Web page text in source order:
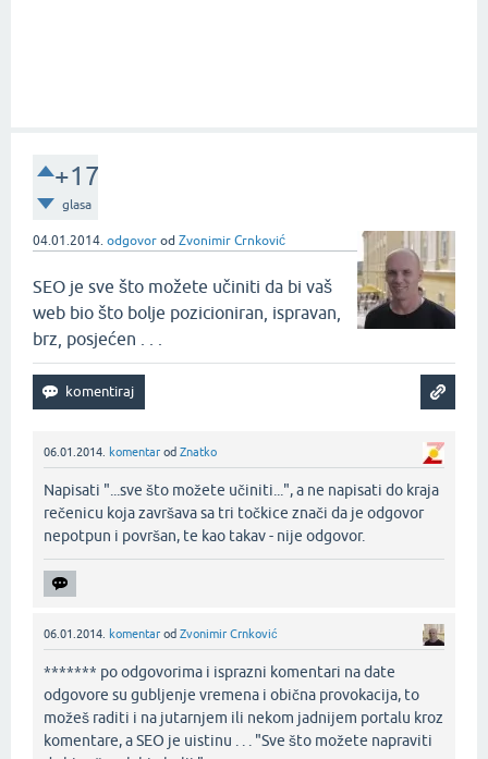
+17
glasa
04.01.2014. odgovor od Zvonimir Crnković
SEO je sve što možete učiniti da bi vaš
web bio što bolje pozicioniran, ispravan,
brz, posjećen . . .
06.01.2014. komentar od Znatko
Napisati "...sve što možete učiniti...", a ne napisati do kraja
rečenicu koja završava sa tri točkice znači da je odgovor
nepotpun i površan, te kao takav - nije odgovor.‌
06.01.2014. komentar od Zvonimir Crnković
******* po odgovorima i isprazni komentari na date
odgovore su gubljenje vremena i obična provokacija, to
možeš raditi i na jutarnjem ili nekom jadnijem portalu kroz
komentare, a SEO je uistinu . . . "Sve što možete napraviti